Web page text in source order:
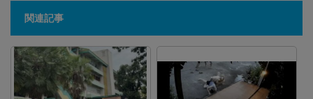
関連記事